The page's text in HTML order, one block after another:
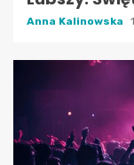
Anna Kalinowska